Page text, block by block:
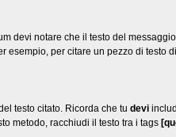
devi notare che il testo del
per citare un pezzo di testo
testo citato. Ricorda che tu devi
metodo, racchiudi il testo tra i tags